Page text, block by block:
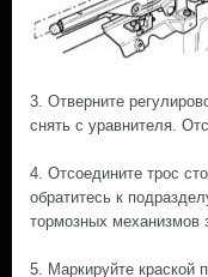
3. Отверните
снять с уравнителя.
4. Отсоедините трос
обратитесь к
тормозных механизмов
5. Маркируйте краской